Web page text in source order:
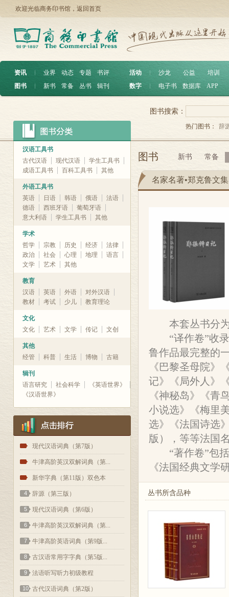
欢迎光临商务印书馆， 返回首页
资讯 ︱ 业界 动态 专题
书评
图书
︱ 新书 常备 丛书 辑刊
活动 沙龙 公益
培训
数字
电子书 数据库 APP
汉语工具书
古代汉语
现代汉语
学生工具书
成语工具书
百科工具书 其他
外语工具书
英语
日语 韩语 俄语
法语
德语
西班牙语
葡萄牙语
意大利语
学生工具书 其他
学术
哲学
宗教 历史 经济
法律
政治
社会 心理 地理
语言
文学
艺术 其他
教育
汉语
英语 外语
对外汉语
教材
考试 少儿 教育理论
文化
文化
艺术 文学 传记 文创
其他
经管
科普 生活 博物 古籍
辑刊
语言研究
社会科学
《英语世界》
《汉语世界》
1 现代汉语词典（第7版）
2 牛津高阶英汉双解词典（第...
3 新华字典（第11版）双色本
4 辞源（第三版）
5 现代汉语词典（第6版）
6 牛津高阶英汉双解词典（第...
7 牛津高阶英语词典（第9版...
8 古汉语常用字字典（第5版...
9 法语听写听力初级教程
10 古代汉语词典（第2版）
图书搜索：
热门图书： 辞
图书 新书 常备
名家名著•郑克鲁文
本套丛书分为“
“译作卷”收录
鲁作品最完整的
《巴黎圣母院》
记》《局外人》
《神秘岛》《青
小说选》《梅里
选》《法国诗选
版），等等法国
“著作卷”包括
《法国经典文学
丛书所含品种